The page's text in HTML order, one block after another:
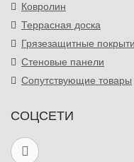
Ковролин
Террасная доска
Грязезащитные
Стеновые панели
Сопутствующие товары
СОЦСЕТИ